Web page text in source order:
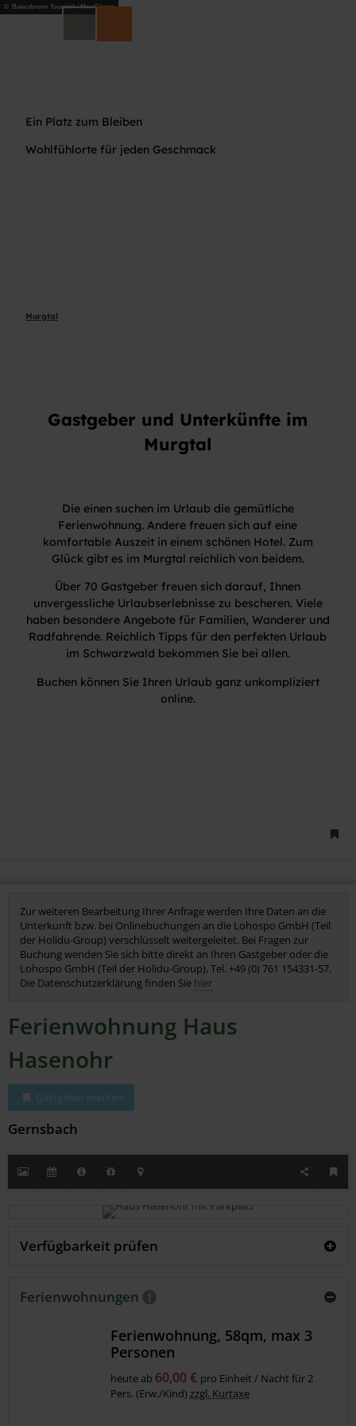
© Baiersbronn Touristik / Max Günter
Ein Platz zum Bleiben
Wohlfühlorte für jeden Geschmack
Murgtal
Gastgeber und Unterkünfte im
Murgtal
Die einen suchen im Urlaub die gemütliche
Ferienwohnung. Andere freuen sich auf eine
komfortable Auszeit in einem schönen Hotel. Zum
Glück gibt es im Murgtal reichlich von beidem.
Über 70 Gastgeber freuen sich darauf, Ihnen
unvergessliche Urlaubserlebnisse zu bescheren. Viele
haben besondere Angebote für Familien, Wanderer und
Radfahrende. Reichlich Tipps für den perfekten Urlaub
im Schwarzwald bekommen Sie bei allen.
Buchen können Sie Ihren Urlaub ganz unkompliziert
online.
Zur weiteren Bearbeitung Ihrer Anfrage werden Ihre Daten an die
Unterkunft bzw. bei Onlinebuchungen an die Lohospo GmbH (Teil
der Holidu-Group) verschlüsselt weitergeleitet. Bei Fragen zur
Buchung wenden Sie sich bitte direkt an Ihren Gastgeber oder die
Lohospo GmbH (Teil der Holidu-Group), Tel. +49 (0) 761 154331-57.
Die Datenschutzerklärung finden Sie hier
Ferienwohnung Haus
Hasenohr
Gastgeber merken
Gernsbach
Verfügbarkeit prüfen
Ferienwohnungen 1
Ferienwohnung, 58qm, max 3
Personen
heute ab 60,00 € pro Einheit / Nacht für 2
Pers. (Erw./Kind) zzgl. Kurtaxe